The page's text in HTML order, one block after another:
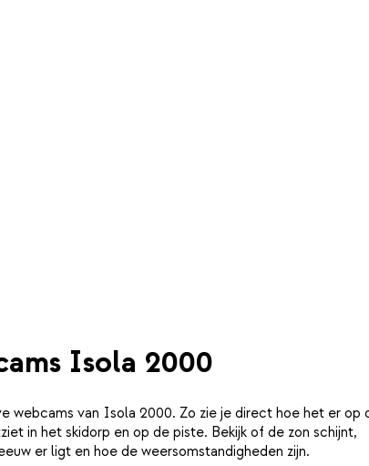
Isola 2000
webcams van Isola 2000. Zo zie je direct hoe het er op
in het skidorp en op de piste. Bekijk of de zon schijnt,
er ligt en hoe de weersomstandigheden zijn.